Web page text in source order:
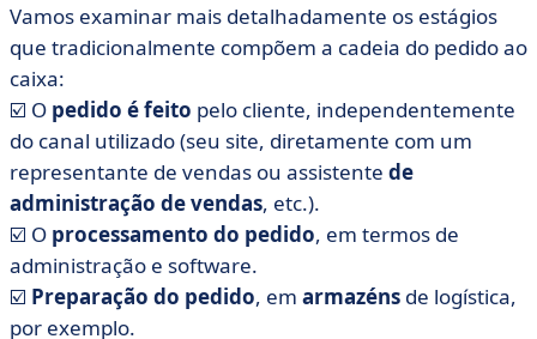
Vamos examinar mais detalhadamente os estágios
que tradicionalmente compõem a cadeia do pedido ao
caixa:
☑️ O pedido é feito pelo cliente, independentemente
do canal utilizado (seu site, diretamente com um
representante de vendas ou assistente de
administração de vendas, etc.).
☑️ O processamento do pedido, em termos de
administração e software.
☑️ Preparação do pedido, em armazéns de logística,
por exemplo.